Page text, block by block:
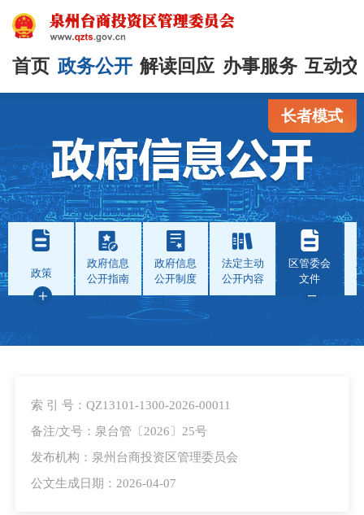
首页 政务公开 解读回应 办事服务 互动
长者模式
政策
政府信息
公开指南
政府信息
公开制度
法定主动
公开内容
区管委会
文件
索 引 号：QZ13101-1300-2026-00011
备注/文号：泉台管〔2026〕25号
发布机构：泉州台商投资区管理委员会
公文生成日期：2026-04-07